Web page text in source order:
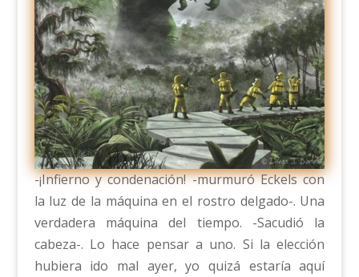
-¡Infierno y condenación! -murmuró Eckels con
la luz de la máquina en el rostro delgado-. Una
verdadera máquina del tiempo. -Sacudió la
cabeza-. Lo hace pensar a uno. Si la elección
hubiera ido mal ayer, yo quizá estaría aquí